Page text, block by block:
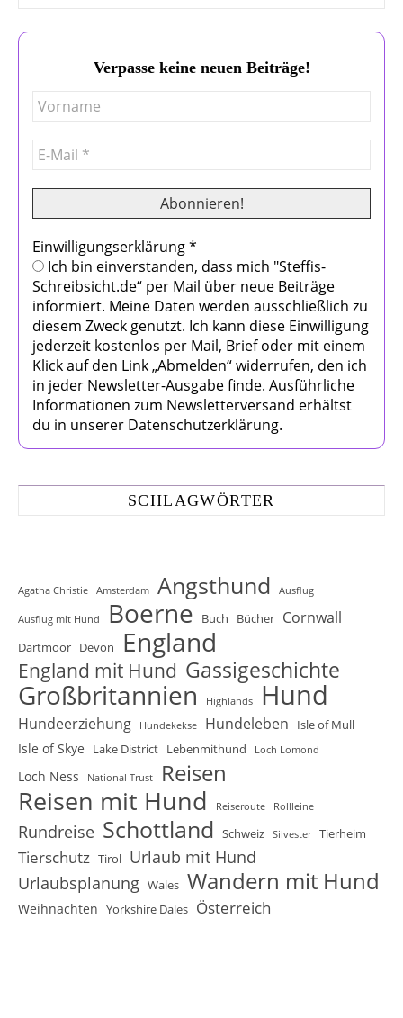
Verpasse keine neuen Beiträge!
Einwilligungserklärung*
Ich bin einverstanden, dass mich "Steffis-
Schreibsicht.de“ per Mail über neue Beiträge
informiert. Meine Daten werden ausschließlich zu
diesem Zweck genutzt. Ich kann diese Einwilligung
jederzeit kostenlos per Mail, Brief oder mit einem
Klick auf den Link „Abmelden“ widerrufen, den ich
in jeder Newsletter-Ausgabe finde. Ausführliche
Informationen zum Newsletterversand erhältst
du in unserer Datenschutzerklärung.
SCHLAGWÖRTER
Agatha Christie Amsterdam Angsthund Ausflug
Ausflug mit Hund Boerne Buch Bücher Cornwall
Dartmoor Devon England
England mit Hund Gassigeschichte
Großbritannien Highlands Hund
Hundeerziehung Hundekekse Hundeleben Isle of Mull
Isle of Skye Lake District Lebenmithund Loch Lomond
Loch Ness National Trust Reisen
Reisen mit Hund Reiseroute Rollleine
Rundreise Schottland Schweiz Silvester Tierheim
Tierschutz Tirol Urlaub mit Hund
Urlaubsplanung Wales Wandern mit Hund
Weihnachten Yorkshire Dales Österreich